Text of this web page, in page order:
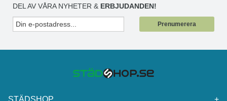
DEL AV VÅRA NYHETER & ERBJUDANDEN!
Prenumerera
STÄDSHOP +